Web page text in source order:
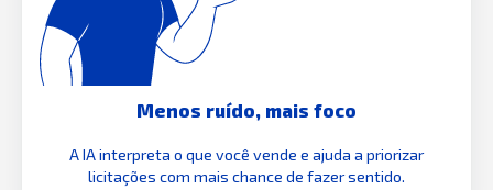
Menos ruído, mais foco
A IA interpreta o que você vende e ajuda a priorizar
licitações com mais chance de fazer sentido.